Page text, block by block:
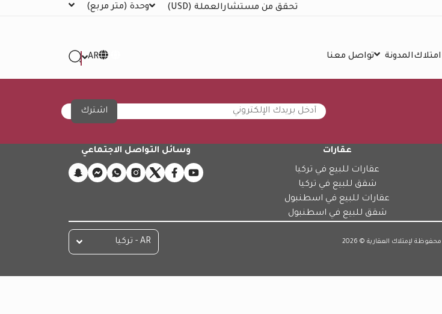
تحقق من مستشارالعملة (USD) وحدة (متر مربع)
المدونة تواصل معنا AR
اشترك
عقارات
عقارات للبيع في تركيا
شقق للبيع في تركيا
عقارات للبيع في اسطنبول
شقق للبيع في اسطنبول
وسائل التواصل الاجتماعي
لإمتلاك العقارية © 2026 AR - تركيا